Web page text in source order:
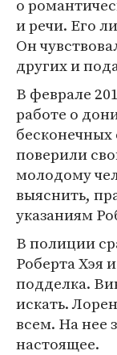
о
и речи. Его
Он
других и
В феврале
работе о
бесконечных
поверили
молодому
выяснить,
указаниям
В полиции
Роберта Хэя
подделка.
искать.
всем. На нее
настоящее.